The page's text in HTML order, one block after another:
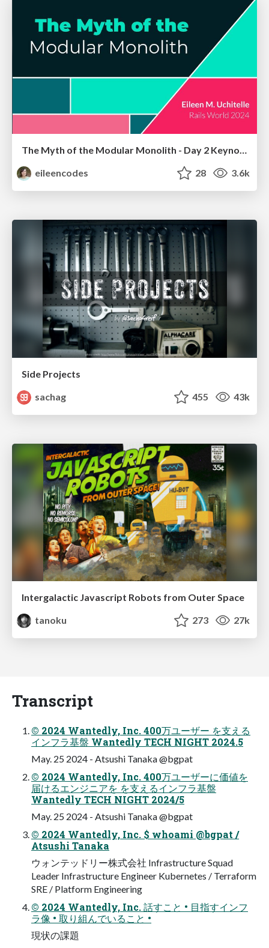
The Myth of the Modular Monolith - Day 2 Keynote - Rails World 2024
eileencodes
28 3.6k
Side Projects
sachag
455 43k
Intergalactic Javascript Robots from Outer Space
tanoku
273 27k
Transcript
© 2024 Wantedly, Inc. 400万ユーザー を⽀える
インフラ基盤 Wantedly TECH NIGHT 2024.5
May. 25 2024 - Atsushi Tanaka @bgpat
© 2024 Wantedly, Inc. 400万ユーザーに価値を
届けるエンジニアを を⽀えるインフラ基盤
Wantedly TECH NIGHT 2024/5
May. 25 2024 - Atsushi Tanaka @bgpat
© 2024 Wantedly, Inc. $ whoami @bgpat /
Atsushi Tanaka
ウォンテッドリー株式会社 Infrastructure Squad
Leader Infrastructure Engineer Kubernetes / Terraform
SRE / Platform Engineering
© 2024 Wantedly, Inc. 話すこと • ⽬指すインフ
ラ像 • 取り組んでいること •
現状の課題